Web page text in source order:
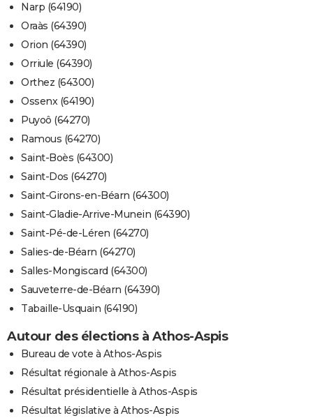
Narp (64190)
Oraàs (64390)
Orion (64390)
Orriule (64390)
Orthez (64300)
Ossenx (64190)
Puyoô (64270)
Ramous (64270)
Saint-Boès (64300)
Saint-Dos (64270)
Saint-Girons-en-Béarn (64300)
Saint-Gladie-Arrive-Munein (64390)
Saint-Pé-de-Léren (64270)
Salies-de-Béarn (64270)
Salles-Mongiscard (64300)
Sauveterre-de-Béarn (64390)
Tabaille-Usquain (64190)
Autour des élections à Athos-Aspis
Bureau de vote à Athos-Aspis
Résultat régionale à Athos-Aspis
Résultat présidentielle à Athos-Aspis
Résultat législative à Athos-Aspis